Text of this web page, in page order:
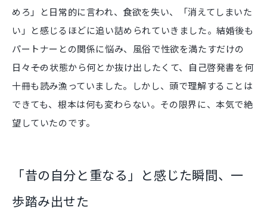
めろ」と日常的に言われ、食欲を失い、「消えてしまいた
い」と感じるほどに追い詰められていきました。結婚後も
パートナーとの関係に悩み、風俗で性欲を満たすだけの
日々――その状態から何とか抜け出したくて、自己啓発書を何
十冊も読み漁っていました。しかし、頭で理解することは
できても、根本は何も変わらない。その限界に、本気で絶
望していたのです。
「昔の自分と重なる」と感じた瞬間、一
歩踏み出せた